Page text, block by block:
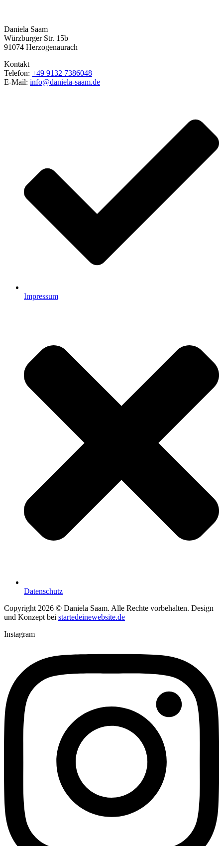
Daniela Saam
Würzburger Str. 15b
91074 Herzogenaurach
Kontakt
Telefon: +49 9132 7386048
E-Mail: info@daniela-saam.de
Impressum
Datenschutz
Copyright 2026 © Daniela Saam. Alle Rechte vorbehalten. Design
und Konzept bei startedeinewebsite.de
Instagram